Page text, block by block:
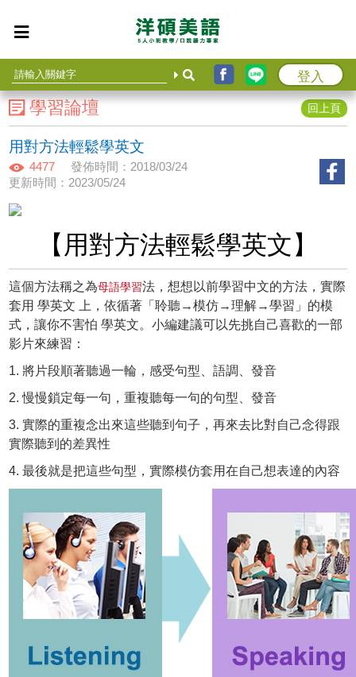
登入
學習論壇 回上頁
用對方法輕鬆學英文
4477
發佈時間：2018/03/24
更新時間：2023/05/24
【用對方法輕鬆學英文】
這個方法稱之為母語學習法，想想以前學習中文的方法，實際
套用 學英文 上，依循著「聆聽→模仿→理解→學習」的模
式，讓你不害怕 學英文。小編建議可以先挑自己喜歡的一部
影片來練習：
1. 將片段順著聽過一輪，感受句型、語調、發音
2. 慢慢鎖定每一句，重複聽每一句的句型、發音
3. 實際的重複念出來這些聽到句子，再來去比對自己念得跟
實際聽到的差異性
4. 最後就是把這些句型，實際模仿套用在自己想表達的內容